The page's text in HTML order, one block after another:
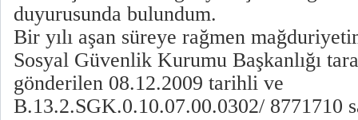
duyurusunda bulundum.
Bir yılı aşan süreye rağmen
Sosyal Güvenlik Kurumu Başkanlığı
gönderilen 08.12.2009 tarihli ve
B.13.2.SGK.0.10.07.00.0302/ 8771710